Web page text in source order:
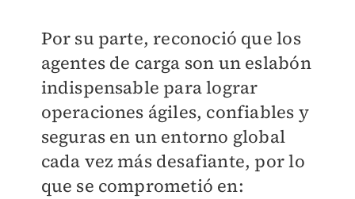
Por su parte, reconoció que los
agentes de carga son un eslabón
indispensable para lograr
operaciones ágiles, confiables y
seguras en un entorno global
cada vez más desafiante, por lo
que se comprometió en: